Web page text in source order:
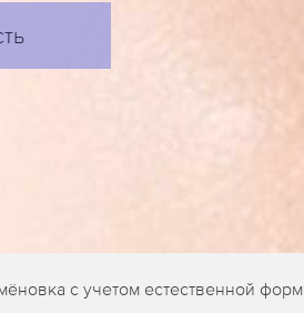
с учетом естественной